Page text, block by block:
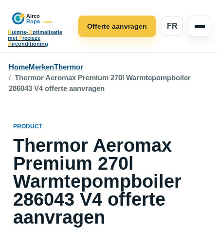
Ruimte-Optimalisatie
met Precieze
Airconditioning
FR
Offerte aanvragen
HomeMerkenThermor
Thermor Aeromax Premium 270l Warmtepompboiler
286043 V4 offerte aanvragen
PRODUCT
Thermor Aeromax
Premium 270l
Warmtepompboiler
286043 V4 offerte
aanvragen